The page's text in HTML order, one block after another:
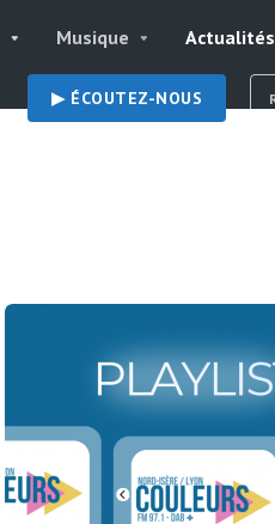
Musique Actualités
▶︎ ÉCOUTEZ-NOUS